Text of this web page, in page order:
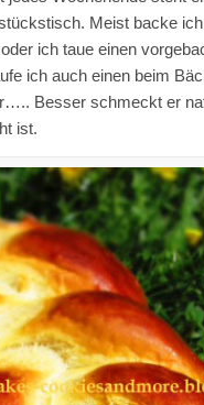
Meist backe ich
ich taue einen
ich auch einen beim
Besser schmeckt er
ist.